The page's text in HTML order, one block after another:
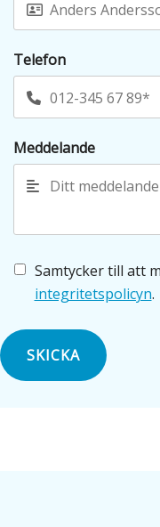
Telefon
Meddelande
Samtycker till att
integritetspolicyn.